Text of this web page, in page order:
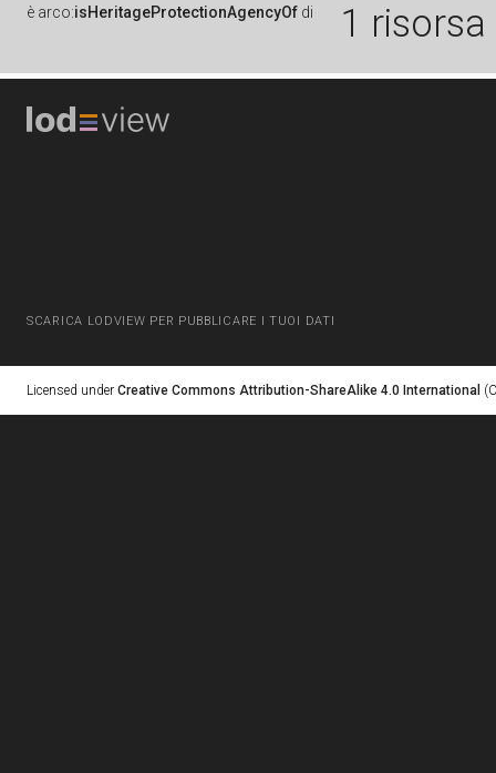
è arco:isHeritageProtectionAgencyOf di 1 risorsa
SCARICA LODVIEW PER PUBBLICARE I TUOI DATI
Licensed under Creative Commons Attribution-ShareAlike 4.0 International